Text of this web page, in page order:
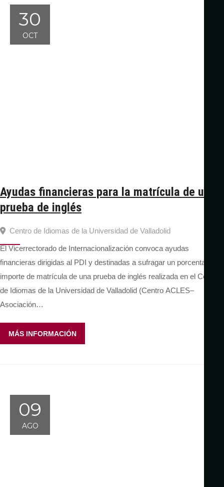
30
OCT
Ayudas financieras para la matrícula de una
prueba de inglés
Centro de Idiomas de la Universidad de Valladolid
El Vicerrectorado de Internacionalización convoca ayudas
financieras dirigidas al PDI y destinadas a sufragar un porcentaje del
importe de matrícula de una prueba de inglés realizada en el Centro
de Idiomas de la Universidad de Valladolid (Centro ACLES–
Asociación…
MÁS INFORMACIÓN
09
AGO